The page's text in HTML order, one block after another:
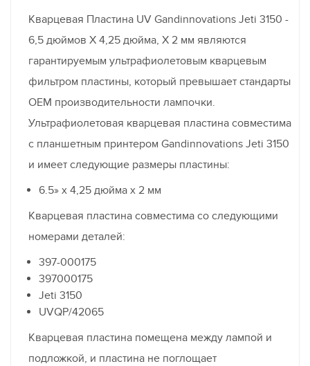
Кварцевая Пластина UV Gandinnovations Jeti 3150 -
6,5 дюймов X 4,25 дюйма, X 2 мм являются
гарантируемым ультрафиолетовым кварцевым
фильтром пластины, который превышает стандарты
OEM производительности лампочки.
Ультрафиолетовая кварцевая пластина совместима
с планшетным принтером Gandinnovations Jeti 3150
и имеет следующие размеры пластины:
6.5» x 4,25 дюйма x 2 мм
Кварцевая пластина совместима со следующими
номерами деталей:
397-000175
397000175
Jeti 3150
UVQP/42065
Кварцевая пластина помещена между лампой и
подложкой, и пластина не поглощает